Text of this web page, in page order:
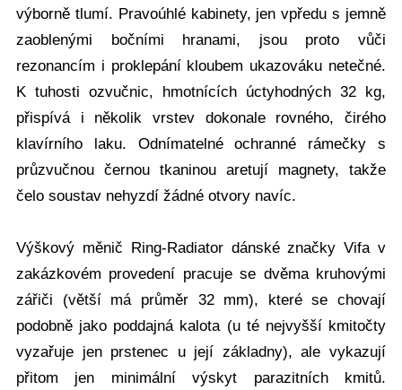
výborně tlumí. Pravoúhlé kabinety, jen vpředu s jemně
zaoblenými bočními hranami, jsou proto vůči
rezonancím i proklepání kloubem ukazováku netečné.
K tuhosti ozvučnic, hmotnících úctyhodných 32 kg,
přispívá i několik vrstev dokonale rovného, čirého
klavírního laku. Odnímatelné ochranné rámečky s
průzvučnou černou tkaninou aretují magnety, takže
čelo soustav nehyzdí žádné otvory navíc.
Výškový měnič Ring-Radiator dánské značky Vifa v
zakázkovém provedení pracuje se dvěma kruhovými
zářiči (větší má průměr 32 mm), které se chovají
podobně jako poddajná kalota (u té nejvyšší kmitočty
vyzařuje jen prstenec u její základny), ale vykazují
přitom jen minimální výskyt parazitních kmitů.